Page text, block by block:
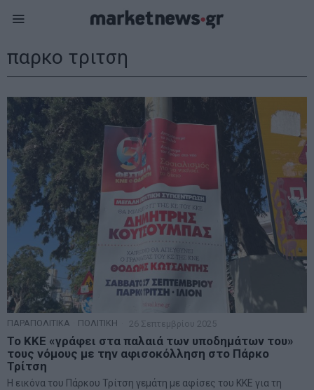
παρκο τριτση
ΠΑΡΑΠΟΛΙΤΙΚΑ ΠΟΛΙΤΙΚΗ 26 Σεπτεμβρίου 2025
Το ΚΚΕ «γράφει στα παλαιά των υποδημάτων του»
τους νόμους με την αφισοκόλληση στο Πάρκο
Τρίτση
Η εικόνα του Πάρκου Τρίτση γεμάτη με αφίσες του ΚΚΕ για τη